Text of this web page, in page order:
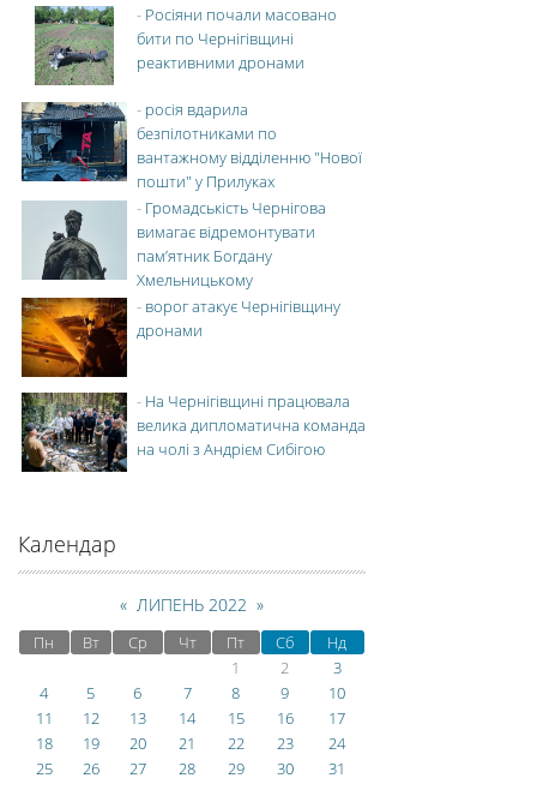
- Росіяни почали масовано
бити по Чернігівщині
реактивними дронами
- росія вдарила
безпілотниками по
вантажному відділенню "Нової
пошти" у Прилуках
- Громадськість Чернігова
вимагає відремонтувати
пам’ятник Богдану
Хмельницькому
- ворог атакує Чернігівщину
дронами
- На Чернігівщині працювала
велика дипломатична команда
на чолі з Андрієм Сибігою
Календар
« ЛИПЕНЬ 2022 »
Пн Вт Ср Чт Пт Сб
Нд
1
2
3
4
5 6 7 8 9
10
11
12 13 14 15 16
17
18
19 20 21 22 23
24
25
26 27 28 29 30 31